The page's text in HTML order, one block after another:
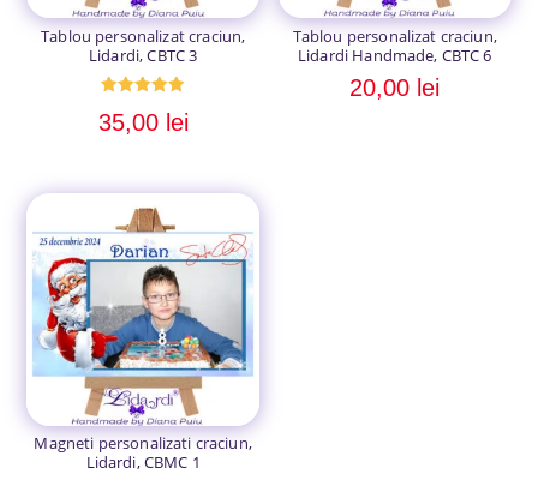
Tablou personalizat craciun,
Lidardi, CBTC 3
5.00
din 5
35,00 lei
Tablou personalizat craciun,
Lidardi Handmade, CBTC 6
20,00 lei
Magneti personalizati craciun,
Lidardi, CBMC 1